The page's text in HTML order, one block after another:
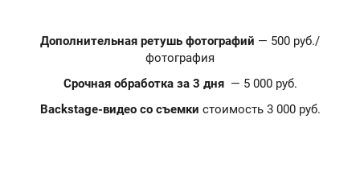
Дополнительная ретушь фотографий — 500 руб./
фотография
Срочная обработка за 3 дня— 5 000 руб.
Backstage-видео со съемки стоимость 3 000 руб.